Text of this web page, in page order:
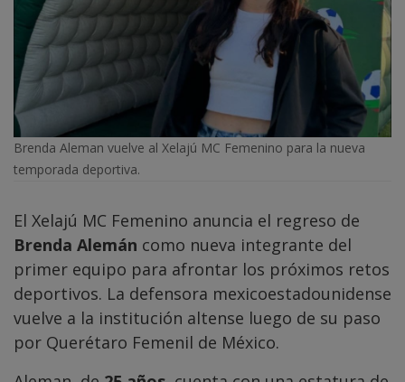
Brenda Aleman vuelve al Xelajú MC Femenino para la nueva
temporada deportiva.
El Xelajú MC Femenino anuncia el regreso de
Brenda Alemán como nueva integrante del
primer equipo para afrontar los próximos retos
deportivos. La defensora mexicoestadounidense
vuelve a la institución altense luego de su paso
por Querétaro Femenil de México.